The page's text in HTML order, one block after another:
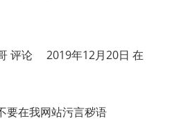
评论
2019年12月20日 在
要在我网站污言秽语